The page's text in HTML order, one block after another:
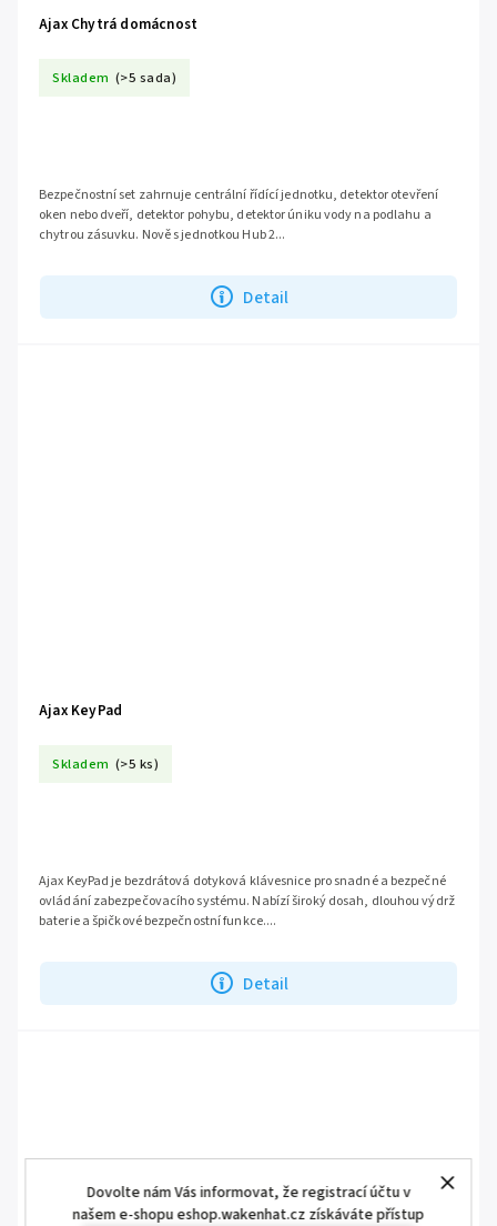
Dovolte nám Vás informovat, že registrací účtu v
našem e-shopu eshop.wakenhat.cz získáváte přístup
Ajax Chytrá domácnost
Skladem (>5 sada)
Detail
Bezpečnostní set zahrnuje centrální řídící jednotku, detektor otevření
oken nebo dveří, detektor pohybu, detektor úniku vody na podlahu a
chytrou zásuvku. Nově s jednotkou Hub 2...
Ajax KeyPad
Skladem (>5 ks)
Detail
Ajax KeyPad je bezdrátová dotyková klávesnice pro snadné a bezpečné
ovládání zabezpečovacího systému. Nabízí široký dosah, dlouhou výdrž
baterie a špičkové bezpečnostní funkce....